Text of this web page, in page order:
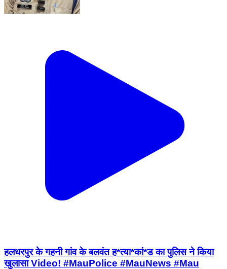
हलधरपुर के गहनी गांव के बलवंत ह*त्या*कां*ड का पुलिस ने किया
खुलासा Video! #MauPolice #MauNews #Mau